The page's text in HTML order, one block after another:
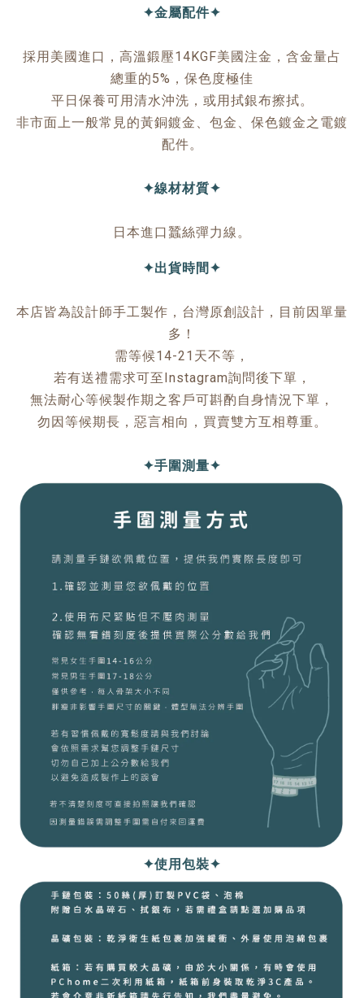
✦金屬配件✦
採用美國進口，高溫鍛壓14KGF美國注金，含金量占
總重的5%，保色度極佳
平日保養可用清水沖洗，或用拭銀布擦拭。
非市面上一般常見的黃銅鍍金、包金、保色鍍金之電鍍
配件。
✦線材材質✦
日本進口蠶絲彈力線。
✦出貨時間✦
本店皆為設計師手工製作，台灣原創設計，目前因單量
多！
需等候14-21天不等，
若有送禮需求可至Instagram詢問後下單，
無法耐心等候製作期之客戶可斟酌自身情況下單，
勿因等候期長，惡言相向，買賣雙方互相尊重。
✦手圍測量✦
✦使用包裝✦